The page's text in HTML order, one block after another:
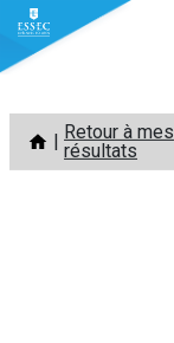
Aller
contenu
Retour à mes
résultats